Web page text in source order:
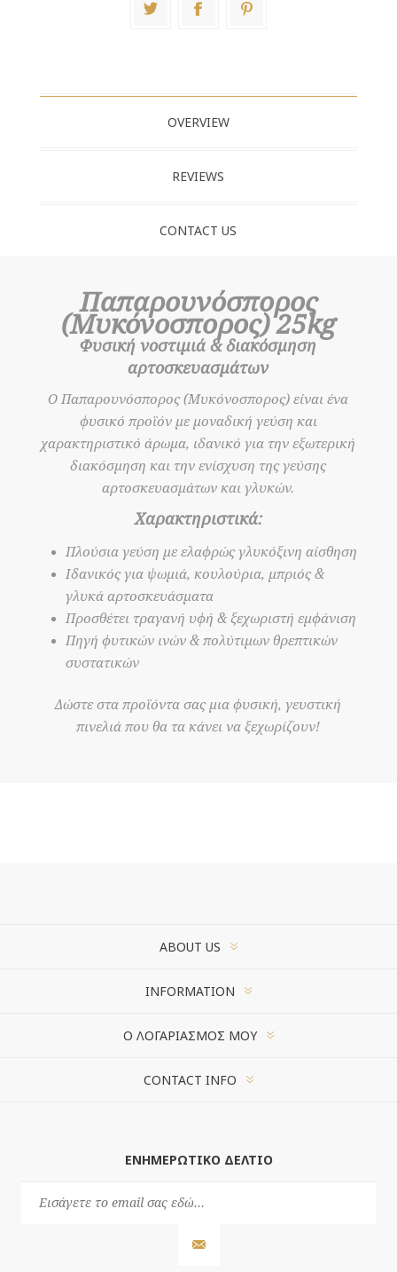
OVERVIEW
REVIEWS
CONTACT US
Παπαρουνόσπορος
(Μυκόνοσπορος) 25kg
Φυσική νοστιμιά & διακόσμηση
αρτοσκευασμάτων
Ο Παπαρουνόσπορος (Μυκόνοσπορος) είναι ένα
φυσικό προϊόν με μοναδική γεύση και
χαρακτηριστικό άρωμα, ιδανικό για την εξωτερική
διακόσμηση και την ενίσχυση της γεύσης
αρτοσκευασμάτων και γλυκών.
Χαρακτηριστικά:
Πλούσια γεύση με ελαφρώς γλυκόξινη αίσθηση
Ιδανικός για ψωμιά, κουλούρια, μπριός &
γλυκά αρτοσκευάσματα
Προσθέτει τραγανή υφή & ξεχωριστή εμφάνιση
Πηγή φυτικών ινών & πολύτιμων θρεπτικών
συστατικών
Δώστε στα προϊόντα σας μια φυσική, γευστική
πινελιά που θα τα κάνει να ξεχωρίζουν!
ABOUT US
INFORMATION
Ο ΛΟΓΑΡΙΑΣΜΌΣ ΜΟΥ
CONTACT INFO
ΕΝΗΜΕΡΩΤΙΚΌ ΔΕΛΤΊΟ